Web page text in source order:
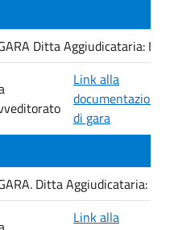
Ditta Aggiudicataria:
Link alla
documentazione
di gara
Ditta Aggiudicataria:
Link alla